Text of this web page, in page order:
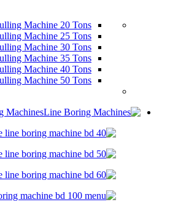
Machine 20 Tons
Machine 25 Tons
Machine 30 Tons
Machine 35 Tons
Machine 40 Tons
Machine 50 Tons
Machines